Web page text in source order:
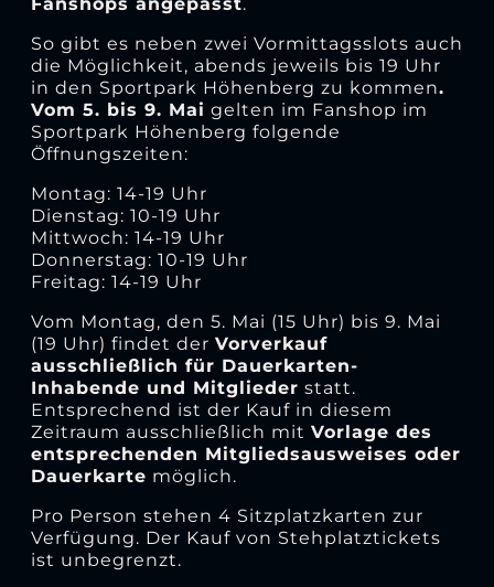
So gibt es neben zwei Vormittagsslots auch
die Möglichkeit, abends jeweils bis 19 Uhr
in den Sportpark Höhenberg zu kommen.
Vom 5. bis 9. Mai gelten im Fanshop im
Sportpark Höhenberg folgende
Öffnungszeiten:
Montag: 14-19 Uhr
Dienstag: 10-19 Uhr
Mittwoch: 14-19 Uhr
Donnerstag: 10-19 Uhr
Freitag: 14-19 Uhr
Vom Montag, den 5. Mai (15 Uhr) bis 9. Mai
(19 Uhr) findet der Vorverkauf
ausschließlich für Dauerkarten-
Inhabende und Mitglieder statt.
Entsprechend ist der Kauf in diesem
Zeitraum ausschließlich mit Vorlage des
entsprechenden Mitgliedsausweises oder
Dauerkarte möglich.
Pro Person stehen 4 Sitzplatzkarten zur
Verfügung. Der Kauf von Stehplatztickets
ist unbegrenzt.